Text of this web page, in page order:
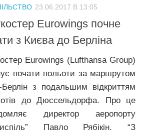
23.06.2017 В 13:05
Eurowings почне
з Києва до Берліна
Eurowings (Lufthansa Group)
почати польоти за маршрутом
Берлін з подальшим відкриттям
до Дюссельдорфа. Про це
директор аеропорту
Павло Рябікін. “З